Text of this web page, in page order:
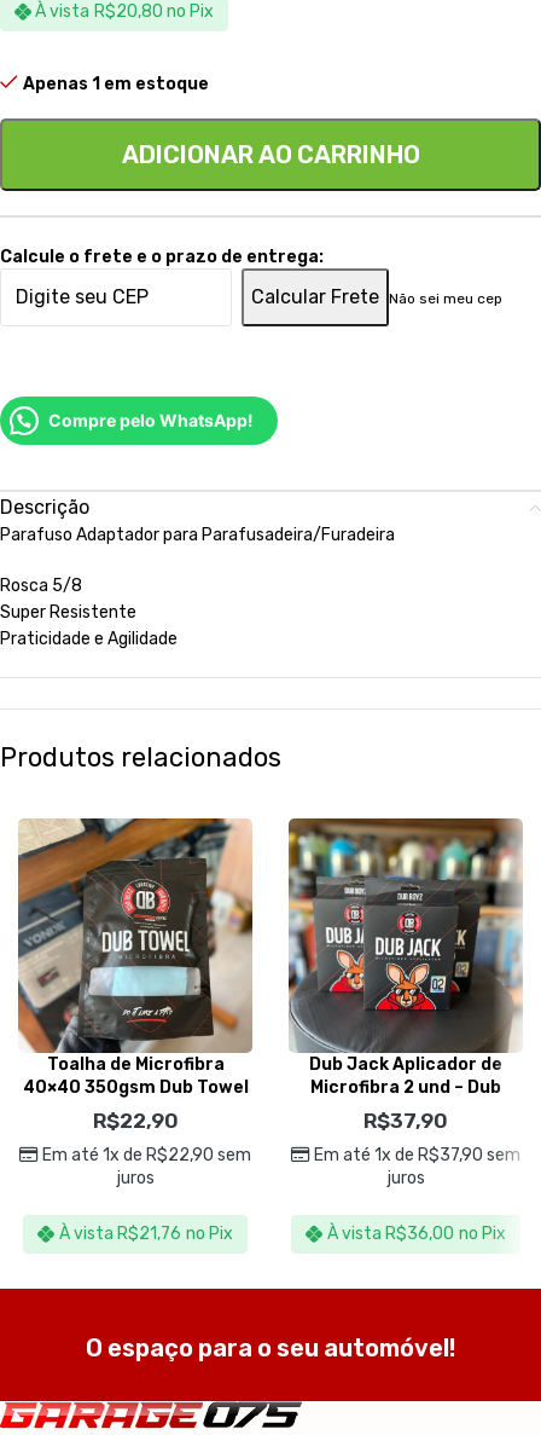
À vista R$20,80 no Pix
Apenas 1 em estoque
ADICIONAR AO CARRINHO
Calcule o frete e o prazo de entrega:
Calcular Frete Não sei meu cep
Compre pelo WhatsApp!
Descrição
Parafuso Adaptador para Parafusadeira/Furadeira
Rosca 5/8
Super Resistente
Praticidade e Agilidade
Produtos relacionados
Toalha de Microfibra
40×40 350gsm Dub Towel
Azul – Dub Boyz
R$22,90
Em até 1x de R$22,90 sem
juros
À vista R$21,76 no Pix
Dub Jack Aplicador de
Microfibra 2 und – Dub
Boyz
R$37,90
Em até 1x de R$37,90 sem
juros
À vista R$36,00 no Pix
O espaço para o seu automóvel!